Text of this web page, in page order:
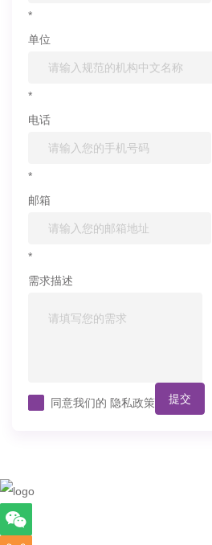
*
单位
*
电话
*
邮箱
*
需求描述
同意我们的 隐私政策 提交